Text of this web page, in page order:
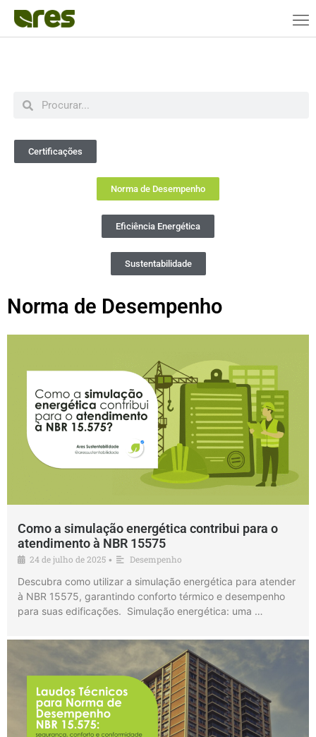
Certificações
Norma de Desempenho
Eficiência Energética
Sustentabilidade
Norma de Desempenho
Como a simulação energética contribui para o
atendimento à NBR 15575
24 de julho de 2025 • Desempenho
Descubra como utilizar a simulação energética para atender
à NBR 15575, garantindo conforto térmico e desempenho
para suas edificações. Simulação energética: uma …